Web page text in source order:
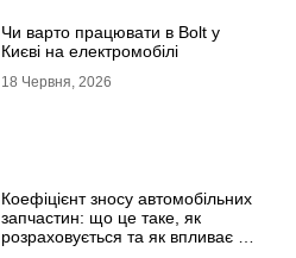
Чи варто працювати в Bolt у
Києві на електромобілі
18 Червня, 2026
Коефіцієнт зносу автомобільних
запчастин: що це таке, як
розраховується та як впливає на